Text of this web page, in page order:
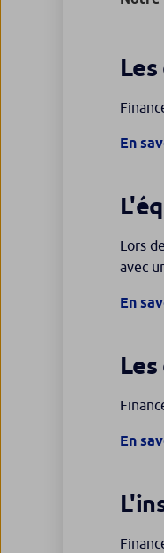
En
Lors
avec
En
En